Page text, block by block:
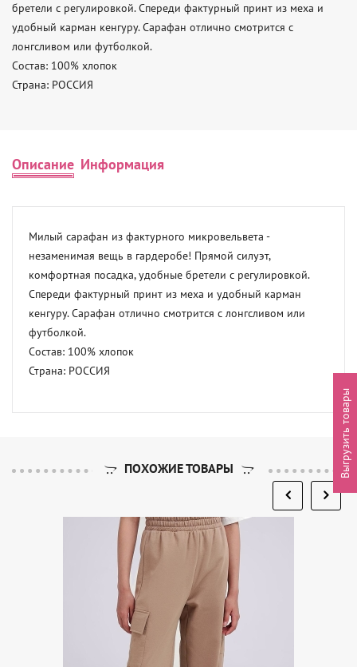
бретели с регулировкой. Спереди фактурный принт из меха и
удобный карман кенгуру. Сарафан отлично смотрится с
лонгсливом или футболкой.
Состав: 100% хлопок
Страна: РОССИЯ
Описание Информация
Милый сарафан из фактурного микровельвета -
незаменимая вещь в гардеробе! Прямой силуэт,
комфортная посадка, удобные бретели с регулировкой.
Спереди фактурный принт из меха и удобный карман
кенгуру. Сарафан отлично смотрится с лонгсливом или
футболкой.
Состав: 100% хлопок
Страна: РОССИЯ
ПОХОЖИЕ ТОВАРЫ Выгрузить товары